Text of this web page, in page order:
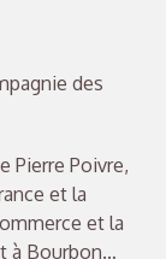
des
Pierre Poivre,
et la
et la
à Bourbon…